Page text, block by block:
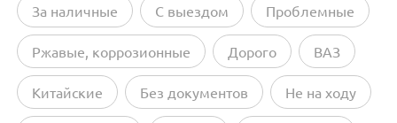
За наличные С выездом Проблемные
Ржавые, коррозионные Дорого ВАЗ
Китайские Без документов Не на ходу